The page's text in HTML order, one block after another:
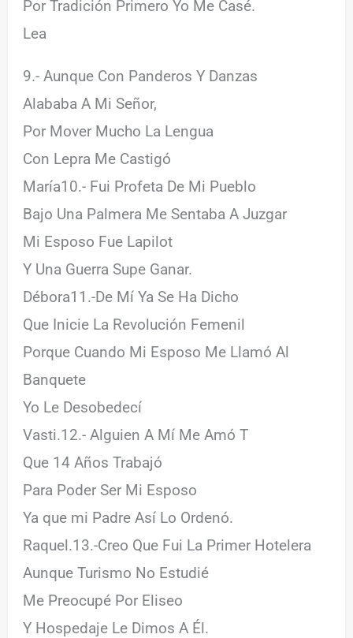
Por Tradición Primero Yo Me Casé.
Lea
9.- Aunque Con Panderos Y Danzas
Alababa A Mi Señor,
Por Mover Mucho La Lengua
Con Lepra Me Castigó
María10.- Fui Profeta De Mi Pueblo
Bajo Una Palmera Me Sentaba A Juzgar
Mi Esposo Fue Lapilot
Y Una Guerra Supe Ganar.
Débora11.-De Mí Ya Se Ha Dicho
Que Inicie La Revolución Femenil
Porque Cuando Mi Esposo Me Llamó Al
Banquete
Yo Le Desobedecí
Vasti.12.- Alguien A Mí Me Amó T
Que 14 Años Trabajó
Para Poder Ser Mi Esposo
Ya que mi Padre Así Lo Ordenó.
Raquel.13.-Creo Que Fui La Primer Hotelera
Aunque Turismo No Estudié
Me Preocupé Por Eliseo
Y Hospedaje Le Dimos A Él.